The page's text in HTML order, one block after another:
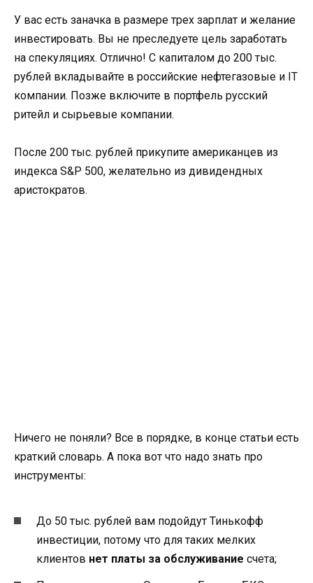
У вас есть заначка в размере трех зарплат и желание
инвестировать. Вы не преследуете цель заработать
на спекуляциях. Отлично! С капиталом до 200 тыс.
рублей вкладывайте в российские нефтегазовые и IT
компании. Позже включите в портфель русский
ритейл и сырьевые компании.
После 200 тыс. рублей прикупите американцев из
индекса S&P 500, желательно из дивидендных
аристократов.
Ничего не поняли? Все в порядке, в конце статьи есть
краткий словарь. А пока вот что надо знать про
инструменты:
До 50 тыс. рублей вам подойдут Тинькофф
инвестиции, потому что для таких мелких
клиентов нет платы за обслуживание счета;